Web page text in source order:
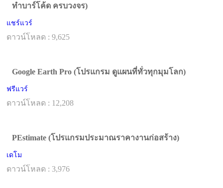
ทำบาร์โค้ด ครบวงจร)
แชร์แวร์
ดาวน์โหลด : 9,625
Google Earth Pro (โปรแกรม ดูแผนที่ทั่วทุกมุมโลก)
ฟรีแวร์
ดาวน์โหลด : 12,208
PEstimate (โปรแกรมประมาณราคางานก่อสร้าง)
เดโม
ดาวน์โหลด : 3,976